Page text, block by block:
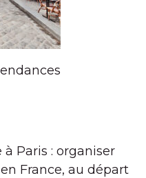
Paris : organiser
France, au départ